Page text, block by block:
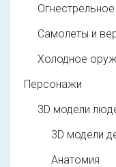
Самолеты и
Холодное
Персонажи
3D модели
3D модели
Анатомия